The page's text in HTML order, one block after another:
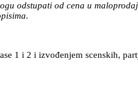
odstupati od cena u
1 i 2 i izvođenjem scenskih,